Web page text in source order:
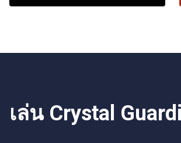
เล่น Crystal